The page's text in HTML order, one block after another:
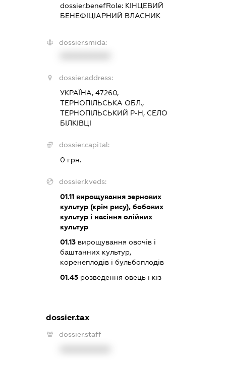
dossier.benefRole: КІНЦЕВИЙ
БЕНЕФІЦІАРНИЙ ВЛАСНИК
dossier.smida:
dossier.address:
УКРАЇНА, 47260,
ТЕРНОПІЛЬСЬКА ОБЛ.,
ТЕРНОПІЛЬСЬКИЙ Р-Н, СЕЛО
БІЛКІВЦІ
dossier.capital:
0 грн.
dossier.kveds:
01.11 вирощування зернових
культур (крім рису), бобових
культур і насіння олійних
культур
01.13 вирощування овочів і
баштанних культур,
коренеплодів і бульбоплодів
01.45 розведення овець і кіз
dossier.tax
dossier.staff